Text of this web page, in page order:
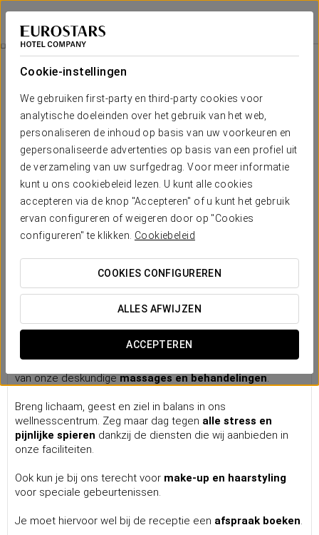
Cookie-instellingen
We gebruiken first-party en third-party cookies voor
analytische doeleinden over het gebruik van het web,
personaliseren de inhoud op basis van uw voorkeuren en
gepersonaliseerde advertenties op basis van een profiel uit
de verzameling van uw surfgedrag. Voor meer informatie
kunt u ons cookiebeleid lezen. U kunt alle cookies
accepteren via de knop "Accepteren" of u kunt het gebruik
ervan configureren of weigeren door op "Cookies
configureren" te klikken. Cookiebeleid
COOKIES CONFIGUREREN
ALLES AFWIJZEN
ACCEPTEREN
Eurostars Sevilla Boutique
SEVILLA
Wellness
Wellnesscentrum
Geniet na een lange dag van bezienswaardigheden bekijken
in de Andalusische hoofdstad - of na een dag hard werken -
van onze deskundigemassages en behandelingen.
Breng lichaam, geest en ziel in balans in ons
wellnesscentrum. Zeg maar dag tegen alle stress en
pijnlijke spieren dankzij de diensten die wij aanbieden in
onze faciliteiten.
Ook kun je bij ons terecht voor make-up en haarstyling
voor speciale gebeurtenissen.
Je moet hiervoor wel bij de receptie een afspraak boeken.